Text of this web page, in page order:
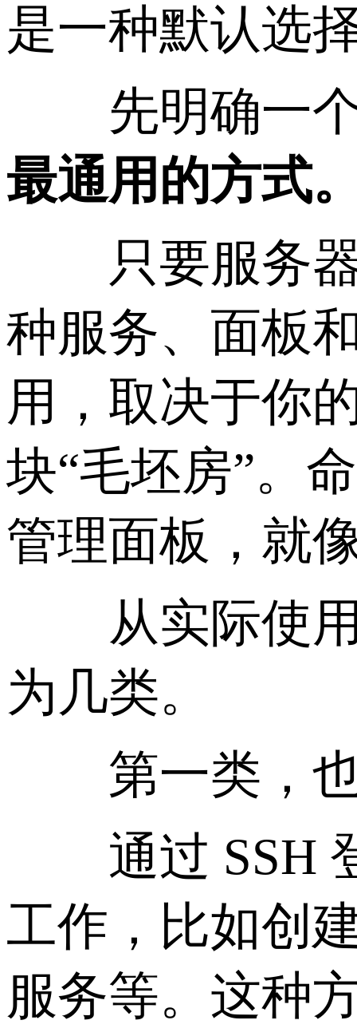
是一种默认选
先明确一个
最通用的方式
只要服务器
种服务、面板
用，取决于你
块“毛坯房”。
管理面板，就
从实际使用
为几类。
第一类，也
通过 SSH 登
工作，比如创
服务等。这种